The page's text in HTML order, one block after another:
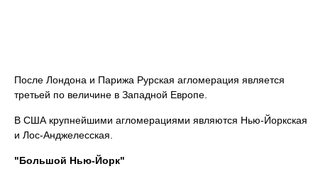
После Лондона и Парижа Рурская агломерация является
третьей по величине в Западной Европе.
В США крупнейшими агломерациями являются Нью-Йоркская
и Лос-Анджелесская.
"Большой Нью-Йорк"